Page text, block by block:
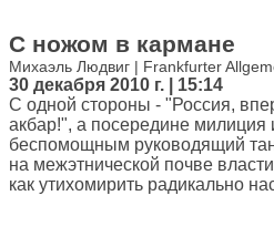
С ножом в кармане
Михаэль Людвиг | Frankfurter
30 декабря 2010 г. | 15:14
С одной стороны - "Россия,
акбар!", а посередине
беспомощным руководящий
на межэтнической почве
как утихомирить радикально